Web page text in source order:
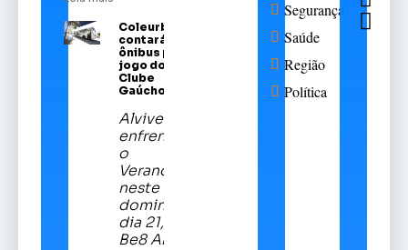
Coleurb
contará com
ônibus para
jogo do Sport
Clube
Gaúcho
Alviverde
enfrentará
o
Veranópolis
neste
domingo,
dia 21, na
Be8 Arena
Segurança
Saúde
Região
Política